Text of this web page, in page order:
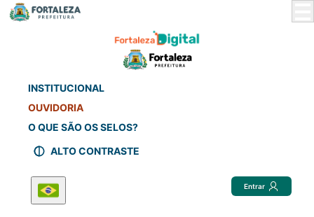
INSTITUCIONAL
OUVIDORIA
O QUE SÃO OS SELOS?
ALTO CONTRASTE
Entrar